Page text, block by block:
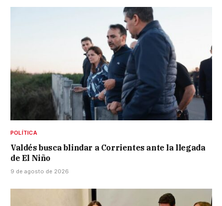
POLÍTICA
Valdés busca blindar a Corrientes ante la llegada
de El Niño
9 de agosto de 2026